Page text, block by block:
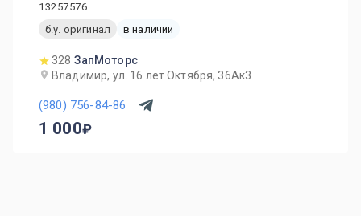
13257576
б.у. оригинал
в наличии
328 ЗапМоторс
Владимир, ул. 16 лет Октября, 36Ак3
(980) 756-84-86
1 000